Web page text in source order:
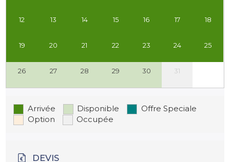
12 13 14 15 16 17 18
19 20 21 22 23 24 25
26 27 28 29 30 31
Arrivée Disponible
Offre Speciale
Option
Occupée
DEVIS